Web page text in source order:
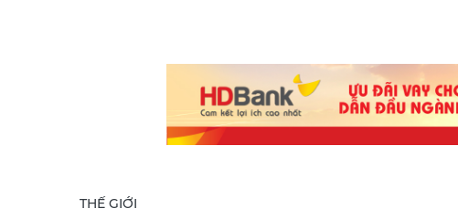
THẾ GIỚI